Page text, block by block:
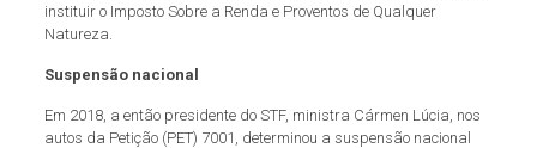
instituir o Imposto Sobre a Renda e Proventos de Qualquer
Natureza.
Suspensão nacional
Em 2018, a então presidente do STF, ministra Cármen Lúcia, nos
autos da Petição (PET) 7001, determinou a suspensão nacional